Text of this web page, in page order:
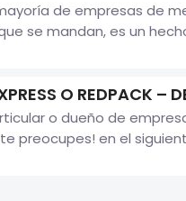
de empresas de
se mandan, es un
O REDPACK –
o dueño de
te preocupes! en el